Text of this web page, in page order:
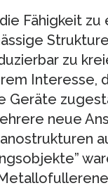
Fähigkeit zu
zu
Interesse,
neue